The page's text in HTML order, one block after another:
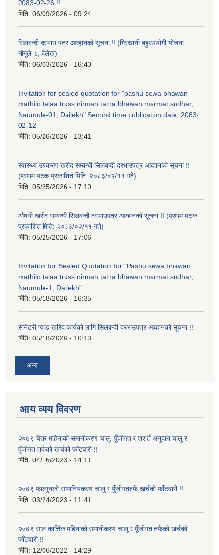
2083-02-26 !!
मिति: 06/09/2026 - 09:24
सिलबन्दी दरभाउ पत्र आव्हानको सूचना !! (गिरखानी बहुउपयोगी योजना,
नौमूले-८, दैलेख)
मिति: 06/03/2026 - 16:40
Invitation for sealed quotation for "pashu sewa bhawan
mathilo talaa truss nirman tatha bhawan marmat sudhar,
Naumule-01, Dailekh" Second time publication date: 2083-
02-12
मिति: 05/26/2026 - 13:41
स्वास्थ्य उपकरण खरीद सम्बन्धी सिलबन्दी दरभाउपत्र आव्हानको सूचना !!
(प्रथम पटक प्रकाशित मिति: २०८३/०२/११ गते)
मिति: 05/25/2026 - 17:10
औषधी खरीद सम्बन्धी सिलबन्दी दरभाउपत्र आव्हानको सूचना !! (प्रथम पटक
प्रकाशित मिति: २०८३/०२/११ गते)
मिति: 05/25/2026 - 17:06
Invitation for Sealed Quotation for "Pashu sewa bhawan
mathilo talaa truss nirman tatha bhawan marmat sudhar,
Naumule-1, Dailekh"
मिति: 05/18/2026 - 16:35
सेनिटरी प्याड खरिद कार्यको लागि सिलबन्दी दरभाउपत्र आव्हानको सूचना !!
मिति: 05/18/2026 - 16:13
अन्य
आय व्यय विवरण
२०७९ चैत्र महिनाको समानीकरण चालु, पूँजीगत र शशर्त अनुदान चालु र
पूँजीगत तर्फको खर्चको फाँटवारी !!
मिति: 04/16/2023 - 14:11
२०७९ फाल्गुनको सामानियकरण चालु र पुँजीगततर्फ खर्चको फाँटवारी !!
मिति: 03/24/2023 - 11:41
२०७९ साल कार्त्तिक महिनाको समानीकरण चालु र पूँजीगत तर्फको खर्चको
फाँटवारी !!
मिति: 12/06/2022 - 14:29